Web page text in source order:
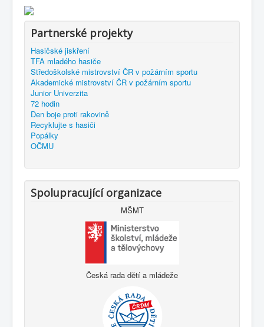
Partnerské projekty
Hasičské jiskření
TFA mladého hasiče
Středoškolské mistrovství ČR v požárním sportu
Akademické mistrovství ČR v požárním sportu
Junior Univerzita
72 hodin
Den boje proti rakovině
Recyklujte s hasiči
Popálky
OČMU
Spolupracující organizace
MŠMT
Česká rada dětí a mládeže